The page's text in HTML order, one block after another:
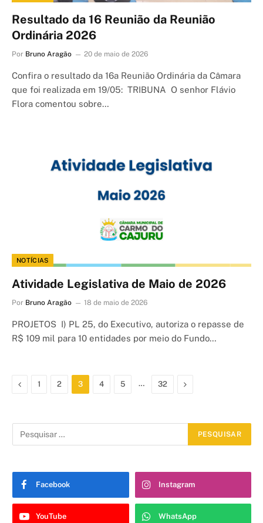
Resultado da 16 Reunião da Reunião
Ordinária 2026
Por Bruno Aragão 20 de maio de 2026
Confira o resultado da 16a Reunião Ordinária da Câmara
que foi realizada em 19/05: TRIBUNA O senhor Flávio
Flora comentou sobre…
NOTÍCIAS
Atividade Legislativa de Maio de 2026
Por Bruno Aragão 18 de maio de 2026
PROJETOS I) PL 25, do Executivo, autoriza o repasse de
R$ 109 mil para 10 entidades por meio do Fundo…
Anterior
1 2 3 4 5 … 32 Proximo
Facebook Instagram
YouTube WhatsApp